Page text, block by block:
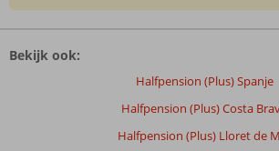
zijn
Bekijk ook:
Halfpension (Plus) Spanje
Halfpension (Plus) Costa
Halfpension (Plus) Lloret de